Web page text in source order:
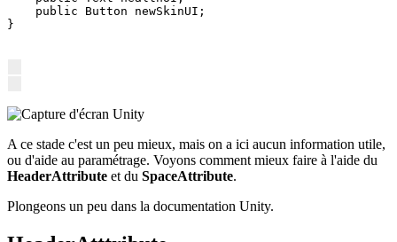
    public Button newSkinUI;
}
A ce stade c'est un peu mieux, mais on a ici aucun information utile,
ou d'aide au paramétrage. Voyons comment mieux faire à l'aide du
HeaderAttribute et du SpaceAttribute.
Plongeons un peu dans la documentation Unity.